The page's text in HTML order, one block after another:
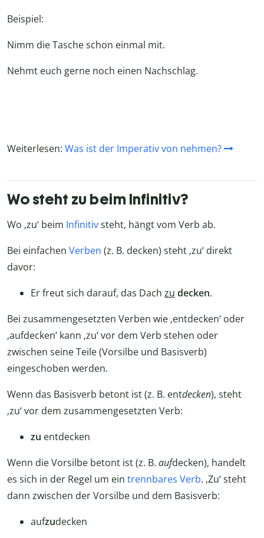
Beispiel:
Nimm die Tasche schon einmal mit.
Nehmt euch gerne noch einen Nachschlag.
Weiterlesen: Was ist der Imperativ von nehmen?
Wo steht zu beim Infinitiv?
Wo ‚zu‘ beim Infinitivsteht, hängt vom Verb ab.
Bei einfachen Verben (z. B. decken) steht ‚zu‘ direkt
davor:
Er freut sich darauf, das Dach zu decken.
Bei zusammengesetzten Verben wie ‚entdecken‘ oder
‚aufdecken‘ kann ‚zu‘ vor dem Verb stehen oder
zwischen seine Teile (Vorsilbe und Basisverb)
eingeschoben werden.
Wenn das Basisverb betont ist (z. B. entdecken), steht
‚zu‘ vor dem zusammengesetzten Verb:
zu entdecken
Wenn die Vorsilbe betont ist (z. B. aufdecken), handelt
es sich in der Regel um ein trennbares Verb. ‚Zu‘ steht
dann zwischen der Vorsilbe und dem Basisverb:
aufzudecken